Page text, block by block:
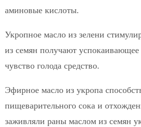
аминовые кислоты.
Укропное масло из зелени
из семян получают
чувство голода средство.
Эфирное масло из укропа
пищеварительного сока и
заживляли раны маслом из семян